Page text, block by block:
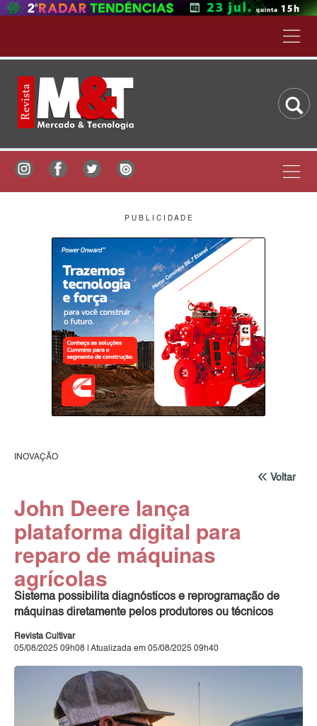
P U B L I C I D A D E
INOVAÇÃO
Voltar
John Deere lança
plataforma digital para
reparo de máquinas
agrícolas
Sistema possibilita diagnósticos e reprogramação de
máquinas diretamente pelos produtores ou técnicos
Revista Cultivar
05/08/2025 09h08 | Atualizada em 05/08/2025 09h40